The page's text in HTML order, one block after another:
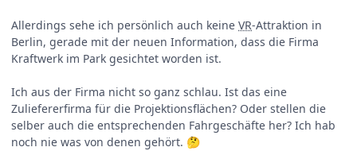
Allerdings sehe ich persönlich auch keine VR-Attraktion in
Berlin, gerade mit der neuen Information, dass die Firma
Kraftwerk im Park gesichtet worden ist.
Ich aus der Firma nicht so ganz schlau. Ist das eine
Zuliefererfirma für die Projektionsflächen? Oder stellen die
selber auch die entsprechenden Fahrgeschäfte her? Ich hab
noch nie was von denen gehört. 🤔